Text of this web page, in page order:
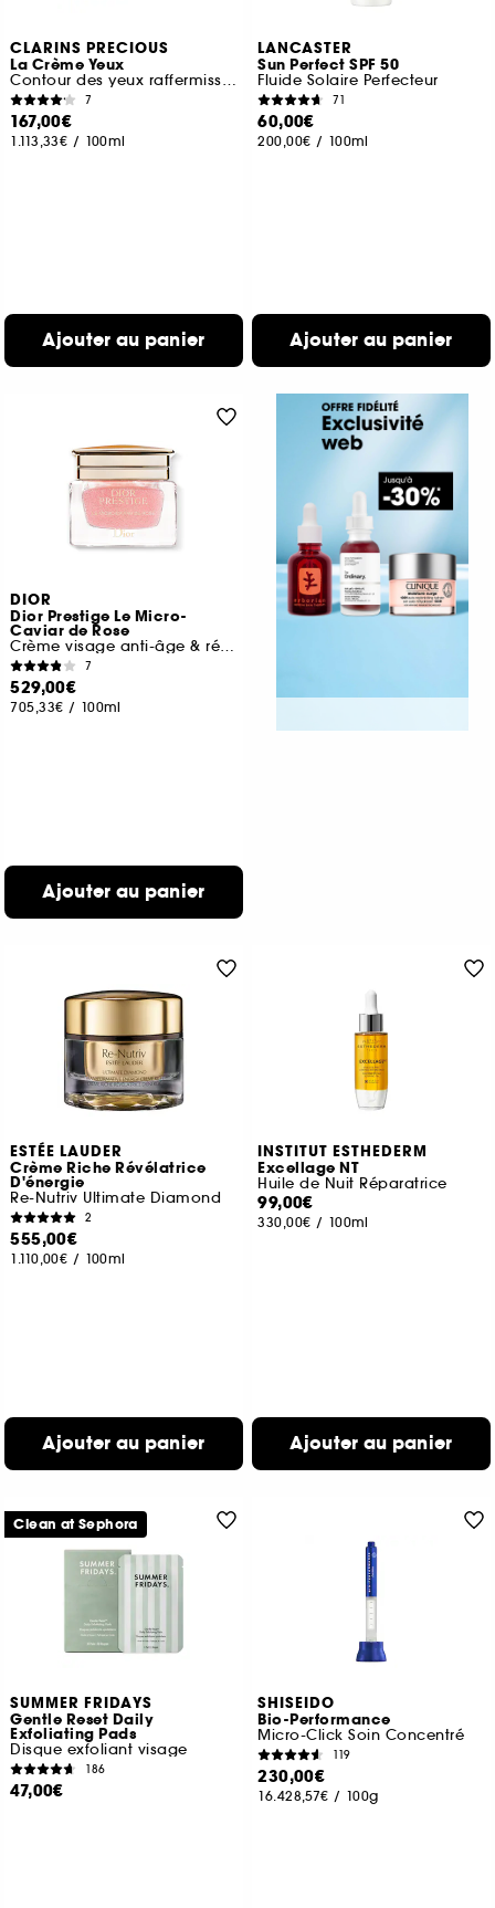
CLARINS PRECIOUS
La Crème Yeux
Contour des yeux raffermissant
7
167,00€
1.113,33€ / 100ml
Ajouter au panier
LANCASTER
Sun Perfect SPF 50
Fluide Solaire Perfecteur
71
60,00€
200,00€ / 100ml
Ajouter au panier
DIOR
Dior Prestige Le Micro-
Caviar de Rose
Crème visage anti-âge & réparation
7
529,00€
705,33€ / 100ml
Ajouter au panier
ESTÉE LAUDER
Crème Riche Révélatrice
D'énergie
Re-Nutriv Ultimate Diamond
2
555,00€
1.110,00€ / 100ml
Ajouter au panier
INSTITUT ESTHEDERM
Excellage NT
Huile de Nuit Réparatrice
99,00€
330,00€ / 100ml
Ajouter au panier
SUMMER FRIDAYS
Gentle Reset Daily
Exfoliating Pads
Disque exfoliant visage
186
47,00€
Clean at Sephora
SHISEIDO
Bio-Performance
Micro-Click Soin Concentré
119
230,00€
16.428,57€ / 100g